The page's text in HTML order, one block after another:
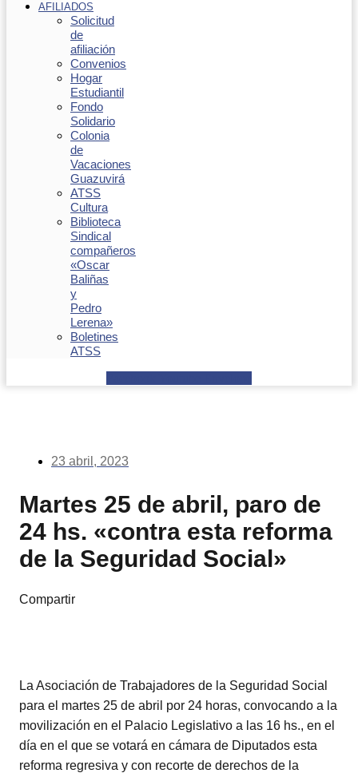
AFILIADOS
Solicitud
de
afiliación
Convenios
Hogar
Estudiantil
Fondo
Solidario
Colonia
de
Vacaciones
Guazuvirá
ATSS
Cultura
Biblioteca
Sindical
compañeros
«Oscar
Baliñas
y
Pedro
Lerena»
Boletines
ATSS
23 abril, 2023
Martes 25 de abril, paro de
24 hs. «contra esta reforma
de la Seguridad Social»
Compartir
La Asociación de Trabajadores de la Seguridad Social
para el martes 25 de abril por 24 horas, convocando a la
movilización en el Palacio Legislativo a las 16 hs., en el
día en el que se votará en cámara de Diputados esta
reforma regresiva y con recorte de derechos de la